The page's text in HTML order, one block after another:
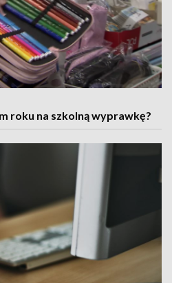
roku na szkolną wyprawkę?